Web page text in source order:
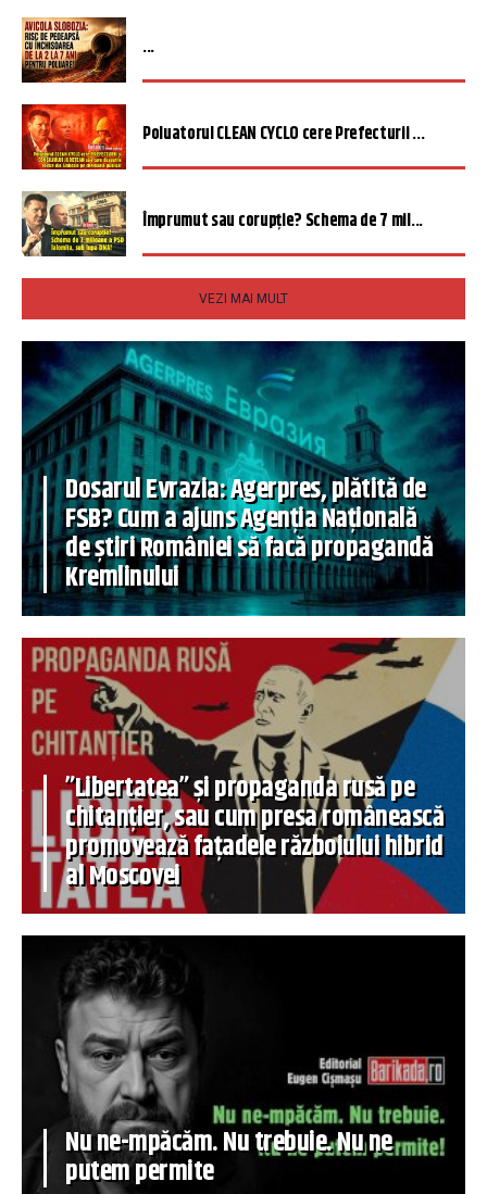
...
Poluatorul CLEAN CYCLO cere Prefecturii ...
Împrumut sau corupție? Schema de 7 mil...
VEZI MAI MULT
Dosarul Evrazia: Agerpres, plătită de
FSB? Cum a ajuns Agenția Națională
de știri României să facă propagandă
Kremlinului
”Libertatea” și propaganda rusă pe
chitanțier, sau cum presa românească
promovează fațadele războiului hibrid
al Moscovei
Nu ne-mpăcăm. Nu trebuie. Nu ne
putem permite